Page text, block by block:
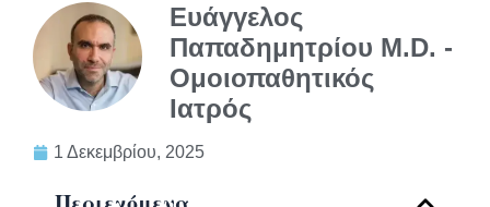
Ευάγγελος
Παπαδημητρίου M.D. -
Ομοιοπαθητικός
Ιατρός
1 Δεκεμβρίου, 2025